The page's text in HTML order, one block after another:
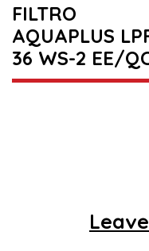
FILTRO
AQUAPLUS
36 WS-2 EE/